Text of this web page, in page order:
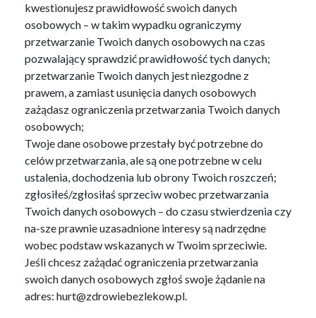
kwestionujesz prawidłowość swoich danych
osobowych – w takim wypadku ograniczymy
przetwarzanie Twoich danych osobowych na czas
pozwalający sprawdzić prawidłowość tych danych;
przetwarzanie Twoich danych jest niezgodne z
prawem, a zamiast usunięcia danych osobowych
zażądasz ograniczenia przetwarzania Twoich danych
osobowych;
Twoje dane osobowe przestały być potrzebne do
celów przetwarzania, ale są one potrzebne w celu
ustalenia, dochodzenia lub obrony Twoich roszczeń;
zgłosiłeś/zgłosiłaś sprzeciw wobec przetwarzania
Twoich danych osobowych – do czasu stwierdzenia czy
na-sze prawnie uzasadnione interesy są nadrzędne
wobec podstaw wskazanych w Twoim sprzeciwie.
Jeśli chcesz zażądać ograniczenia przetwarzania
swoich danych osobowych zgłoś swoje żądanie na
adres: hurt@zdrowiebezlekow.pl.